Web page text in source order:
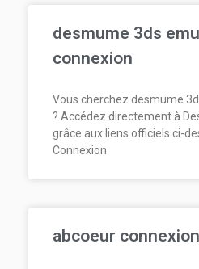
desmume 3ds
connexion
Vous cherchez desmume
? Accédez directement à
grâce aux liens officiels ci-
Connexion
abcoeur connexion